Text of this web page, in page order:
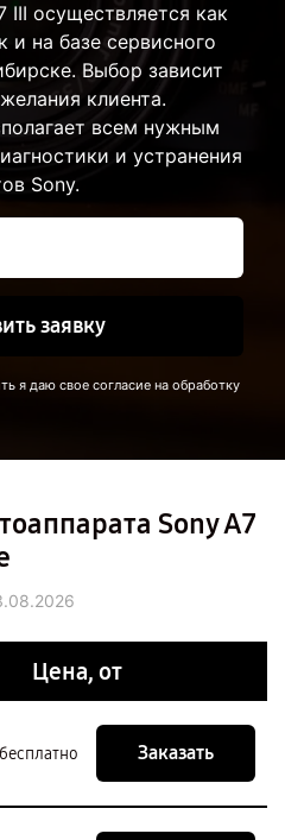
III осуществляется как
на базе сервисного
Выбор зависит
клиента.
всем нужным
и устранения
Sony.
заявку
я даю свое согласие на обработку
Sony A7
Цена, от
бесплатно Заказать